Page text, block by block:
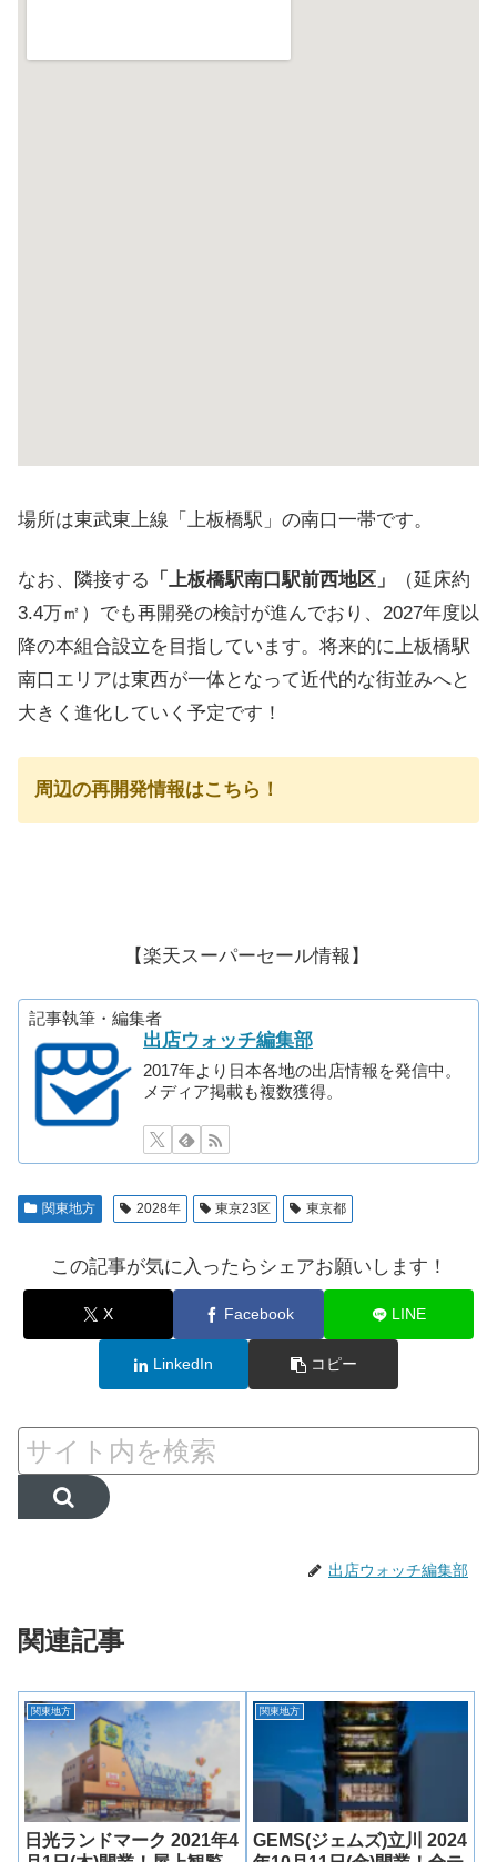
場所は東武東上線「上板橋駅」の南口一帯です。
なお、隣接する 「上板橋駅南口駅前西地区」
（延床約
3.4万㎡）でも再開発の検討が進んでおり、2027年度以
降の本組合設立を目指しています。将来的に上板橋駅
南口エリアは東西が一体となって近代的な街並みへと
大きく進化していく予定です！
周辺の再開発情報はこちら！
【楽天スーパーセール情報】
記事執筆・編集者
出店ウォッチ編集部
2017年より日本各地の出店情報を発信中。
メディア掲載も複数獲得。
関東地方 2028年 東京23区 東京都
この記事が気に入ったらシェアお願いします！
X Facebook LINE
LinkedIn コピー
出店ウォッチ編集部
関連記事
関東地方
日光ランドマーク 2021年4
関東地方
GEMS(ジェムズ)立川 2024